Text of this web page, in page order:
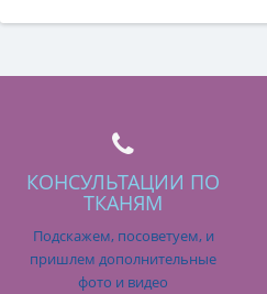
КОНСУЛЬТАЦИИ ПО
ТКАНЯМ
Подскажем, посоветуем, и
пришлем дополнительные
фото и видео